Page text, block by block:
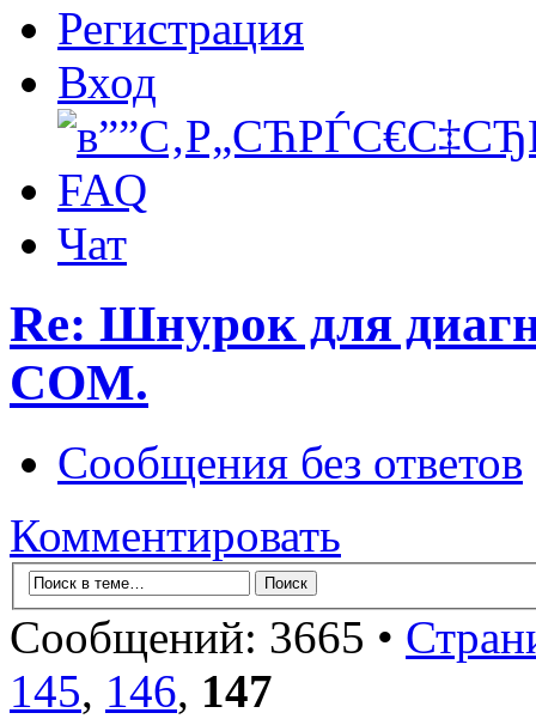
Регистрация
Вход
FAQ
Чат
Re: Шнурок для
COM.
Сообщения без ответов
Комментировать
Сообщений: 3665 •
145, 146, 147